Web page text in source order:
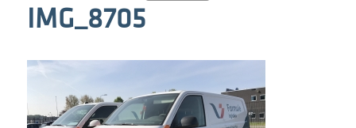
IMG_8705